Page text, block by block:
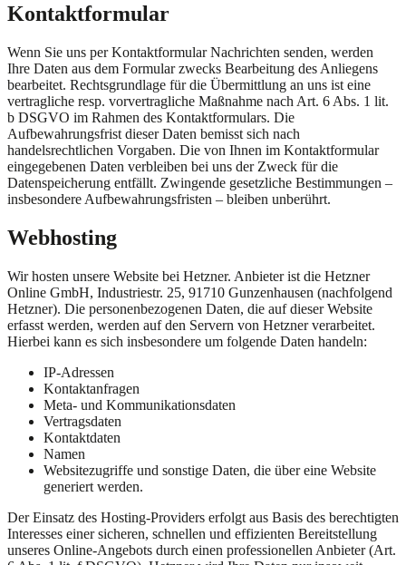
Kontaktformular
Wenn Sie uns per Kontaktformular Nachrichten senden, werden
Ihre Daten aus dem Formular zwecks Bearbeitung des Anliegens
bearbeitet. Rechtsgrundlage für die Übermittlung an uns ist eine
vertragliche resp. vorvertragliche Maßnahme nach Art. 6 Abs. 1 lit.
b DSGVO im Rahmen des Kontaktformulars. Die
Aufbewahrungsfrist dieser Daten bemisst sich nach
handelsrechtlichen Vorgaben. Die von Ihnen im Kontaktformular
eingegebenen Daten verbleiben bei uns der Zweck für die
Datenspeicherung entfällt. Zwingende gesetzliche Bestimmungen –
insbesondere Aufbewahrungsfristen – bleiben unberührt.
Webhosting
Wir hosten unsere Website bei Hetzner. Anbieter ist die Hetzner
Online GmbH, Industriestr. 25, 91710 Gunzenhausen (nachfolgend
Hetzner). Die personenbezogenen Daten, die auf dieser Website
erfasst werden, werden auf den Servern von Hetzner verarbeitet.
Hierbei kann es sich insbesondere um folgende Daten handeln:
IP-Adressen
Kontaktanfragen
Meta- und Kommunikationsdaten
Vertragsdaten
Kontaktdaten
Namen
Websitezugriffe und sonstige Daten, die über eine Website
generiert werden.
Der Einsatz des Hosting-Providers erfolgt aus Basis des berechtigten
Interesses einer sicheren, schnellen und effizienten Bereitstellung
unseres Online-Angebots durch einen professionellen Anbieter (Art.